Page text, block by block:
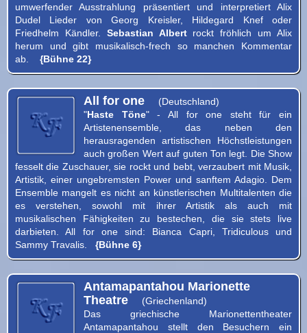
umwerfender Ausstrahlung präsentiert und interpretiert Alix
Dudel Lieder von Georg Kreisler, Hildegard Knef oder
Friedhelm Kändler. Sebastian Albertrockt fröhlich um Alix
herum und gibt musikalisch-frech so manchen Kommentar
ab. {Bühne 22}
All for one
(Deutschland)
"Haste Töne" - All for one steht für ein
Artistenensemble, das neben den
herausragenden artistischen Höchstleistungen
auch großen Wert auf guten Ton legt. Die Show
fesselt die Zuschauer, sie rockt und bebt, verzaubert mit Musik,
Artistik, einer ungebremsten Power und sanftem Adagio. Dem
Ensemble mangelt es nicht an künstlerischen Multitalenten die
es verstehen, sowohl mit ihrer Artistik als auch mit
musikalischen Fähigkeiten zu bestechen, die sie stets live
darbieten. All for one sind: Bianca Capri, Tridiculous und
Sammy Travalis. {Bühne 6}
Antamapantahou Marionette
Theatre
(Griechenland)
Das griechische Marionettentheater
Antamapantahou stellt den Besuchern ein